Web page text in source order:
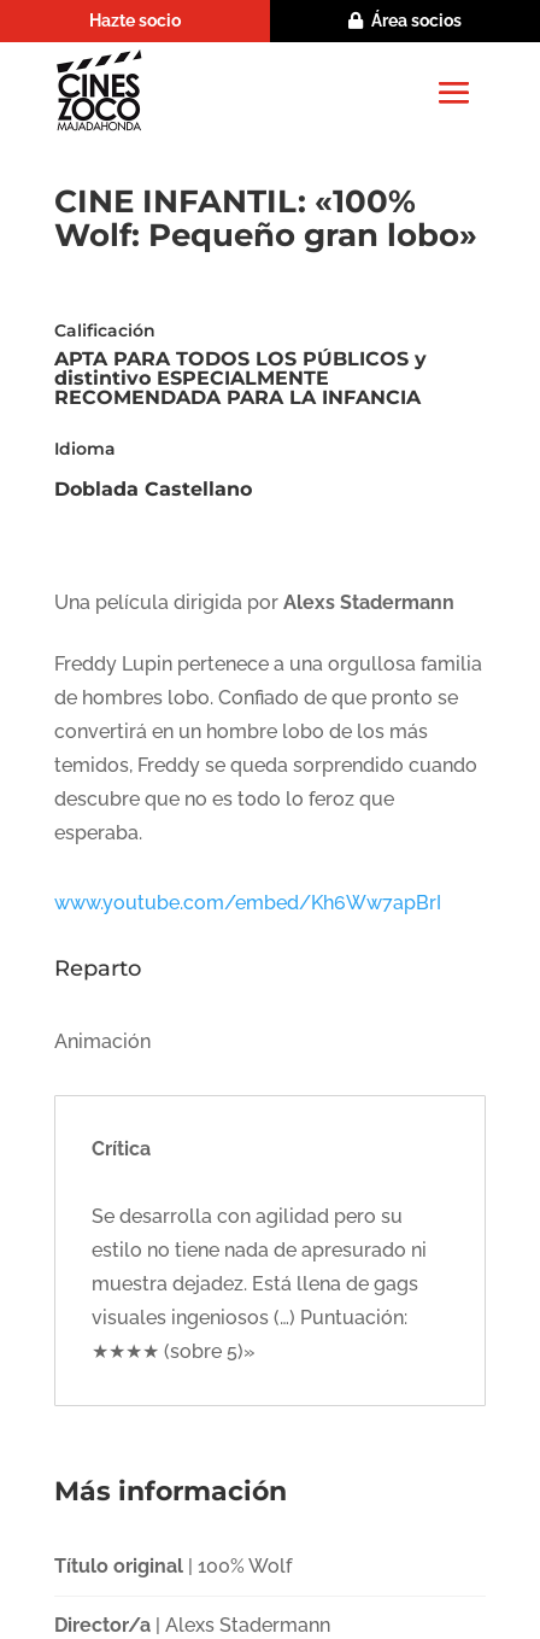
Hazte socio Área socios
CINE INFANTIL: «100%
Wolf: Pequeño gran lobo»
Calificación
APTA PARA TODOS LOS PÚBLICOS y
distintivo ESPECIALMENTE
RECOMENDADA PARA LA INFANCIA
Idioma
Doblada Castellano
Una película dirigida por Alexs Stadermann
Freddy Lupin pertenece a una orgullosa familia
de hombres lobo. Confiado de que pronto se
convertirá en un hombre lobo de los más
temidos, Freddy se queda sorprendido cuando
descubre que no es todo lo feroz que
esperaba.
www.youtube.com/embed/Kh6Ww7apBrI
Reparto
Animación
Crítica
Se desarrolla con agilidad pero su
estilo no tiene nada de apresurado ni
muestra dejadez. Está llena de gags
visuales ingeniosos (…) Puntuación:
★★★★ (sobre 5)»
Más información
Título original| 100% Wolf
Director/a| Alexs Stadermann